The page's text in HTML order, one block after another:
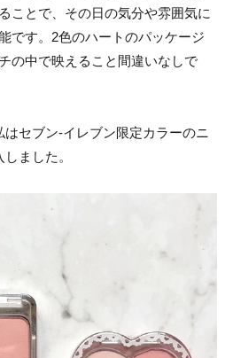
ことで、その日の気分や雰囲気に
です。2色のハートのパッケージ
の中で映えること間違いなしで
セブン-イレブン限定カラーのニ
ました。